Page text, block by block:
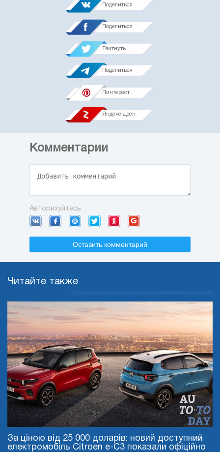
Поделиться
Поделиться
Твитнуть
Поделиться
Пинтерест
Яндекс.Дзен
Комментарии
Авторизуйтесь
Оставить комментарий
Читайте также
За ціною від 25 000 доларів: новий доступний
електромобіль Citroen e-C3 показали офіційно